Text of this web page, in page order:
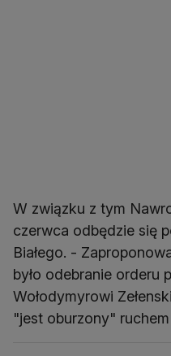
W związku z tym
czerwca odbędzie się
Białego. -
było odebranie orderu
Wołodymyrowi
"jest oburzony"